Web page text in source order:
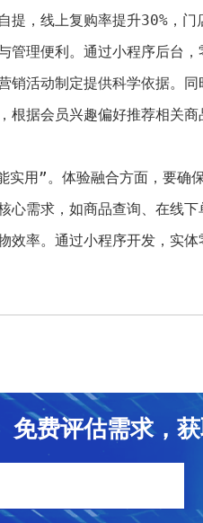
，线上复购率提升30%，门
理便利。通过小程序后台
销活动制定提供科学依据。
据会员兴趣偏好推荐相关
用”。体验融合方面，要
心需求，如商品查询、在线
效率。通过小程序开发，实
免费评估需求，